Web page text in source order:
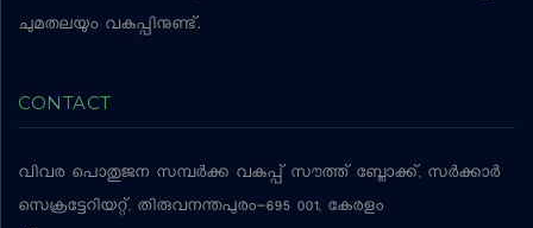
ചുമതലയും വകുപ്പിനുണ്ട്.
CONTACT
വിവര പൊതുജന സമ്പര്‍ക്ക വകുപ്പ് സൗത്ത് ബ്ലോക്ക്, സര്‍ക്കാര്‍
സെക്രട്ടേറിയറ്റ്, തിരുവനന്തപുരം-695 001, കേരളം